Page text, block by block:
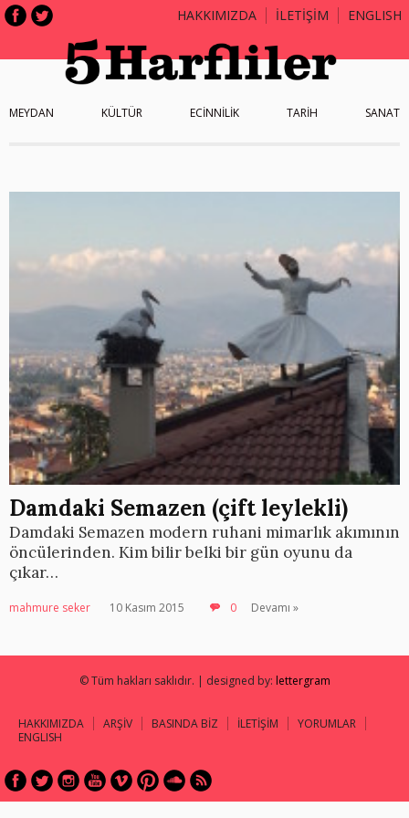
HAKKIMIZDA İLETİŞİM ENGLISH
MEYDAN KÜLTÜR ECİNNİLİK TARİH SANAT
Damdaki Semazen (çift leylekli)
Damdaki Semazen modern ruhani mimarlık akımının
öncülerinden. Kim bilir belki bir gün oyunu da
çıkar…
mahmure seker 10 Kasım 2015 0 Devamı »
© Tüm hakları saklıdır. | designed by: lettergram
HAKKIMIZDA ARŞİV BASINDA BİZ İLETİŞİM
YORUMLAR
ENGLISH